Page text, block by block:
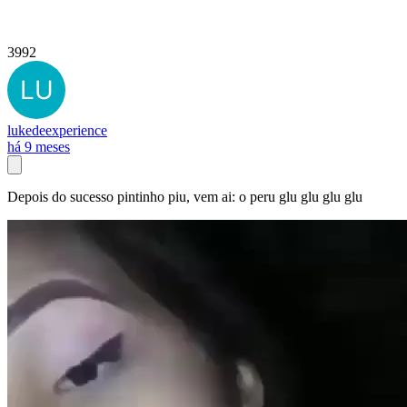
3992
lukedeexperience
há 9 meses
Depois do sucesso pintinho piu, vem ai: o peru glu glu glu glu